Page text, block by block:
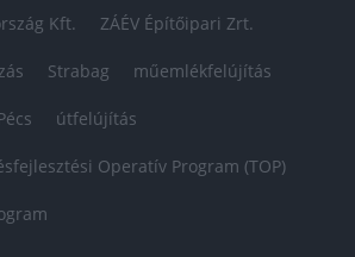
Kft. ZÁÉV Építőipari Zrt.
Strabag műemlékfelújítás
útfelújítás
Operatív Program (TOP)